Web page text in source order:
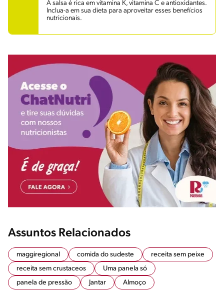
A salsa é rica em vitamina K, vitamina C e antioxidantes.
Inclua-a em sua dieta para aproveitar esses benefícios
nutricionais.
Assuntos Relacionados
maggiregional comida do sudeste
receita sem peixe
receita sem crustaceos
Uma panela só
panela de pressão
Jantar Almoço